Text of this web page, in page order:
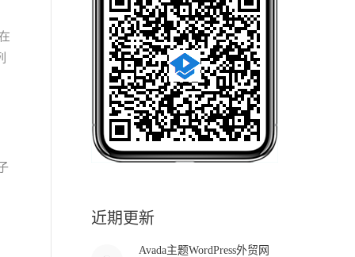
近期更新
Avada主题WordPress外贸网